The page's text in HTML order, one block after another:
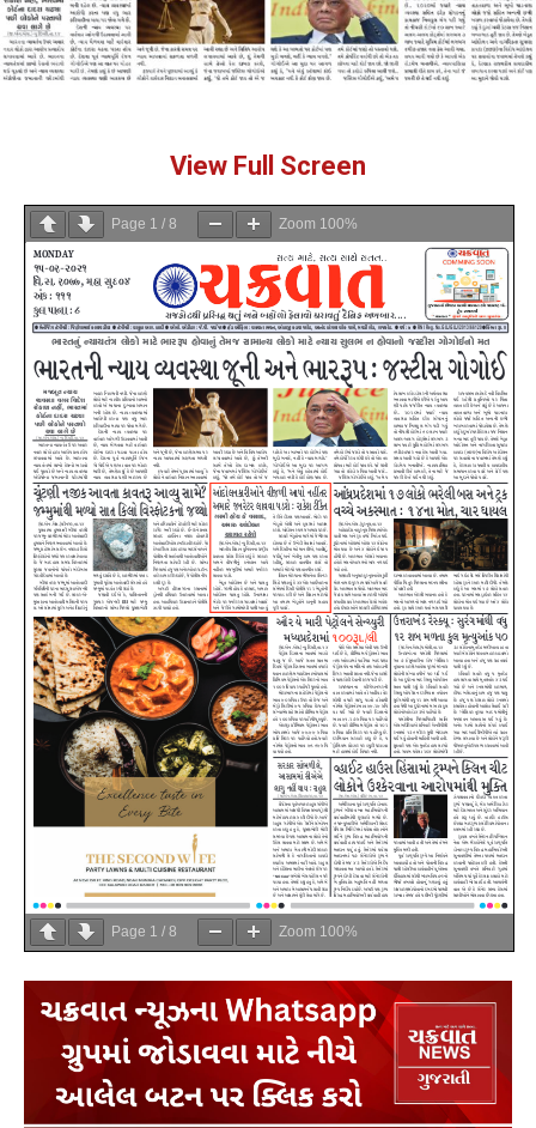
View Full Screen
Page 1 / 8 Zoom 100%
Page 1 / 8 Zoom 100%